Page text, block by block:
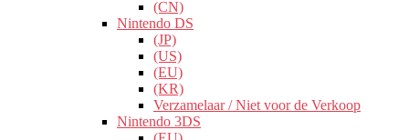
(CN)
Nintendo DS
(JP)
(US)
(EU)
(KR)
Verzamelaar / Niet voor de Verkoop
Nintendo 3DS